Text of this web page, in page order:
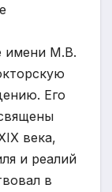
имени М.В.
Его
века,
и реалий
в